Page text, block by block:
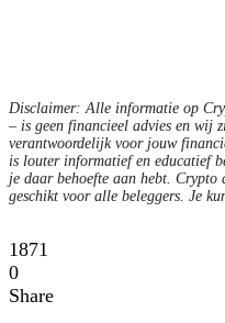
Disclaimer: Alle informatie op
– is geen financieel advies en wij
verantwoordelijk voor jouw
is louter informatief en educatief
je daar behoefte aan hebt. Crypto
geschikt voor alle beleggers. Je
1871
0
Share